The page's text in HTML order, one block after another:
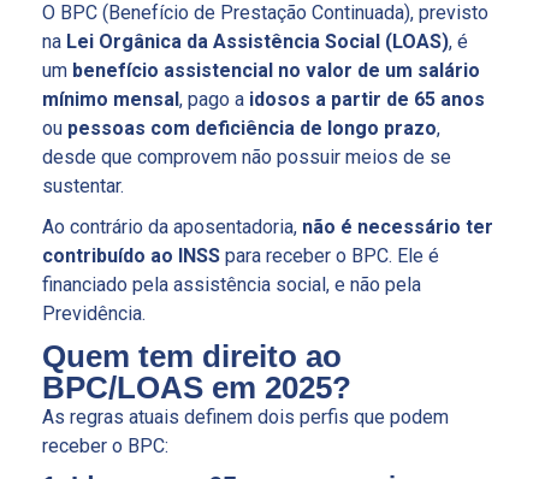
O BPC (Benefício de Prestação Continuada), previsto
na Lei Orgânica da Assistência Social (LOAS), é
um benefício assistencial no valor de um salário
mínimo mensal , pago a idosos a partir de 65 anos
ou pessoas com deficiência de longo prazo,
desde que comprovem não possuir meios de se
sustentar.
Ao contrário da aposentadoria, não é necessário ter
contribuído ao INSS para receber o BPC. Ele é
financiado pela assistência social, e não pela
Previdência.
Quem tem direito ao
BPC/LOAS em 2025?
As regras atuais definem dois perfis que podem
receber o BPC: